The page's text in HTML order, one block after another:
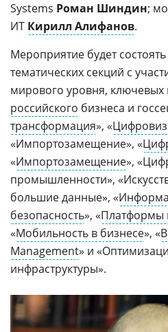
Systems Роман Шиндин;
ИТ Кирилл Алифанов.
Мероприятие будет
тематических секций с
мирового уровня, ключевых
российского бизнеса и
трансформация», «
«Импортозамещение», «
«Импортозамещение»,
промышленности»,
большие данные», «
безопасность», «Платформы
«Мобильность в бизнесе», «
Management» и
инфраструктуры».